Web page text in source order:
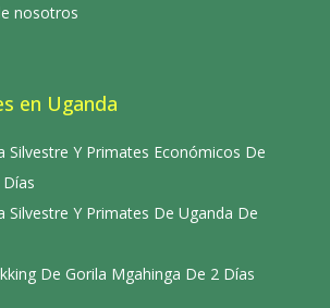
nosotros
en Uganda
Silvestre Y Primates Económicos De
Silvestre Y Primates De Uganda De
De Gorila Mgahinga De 2 Días